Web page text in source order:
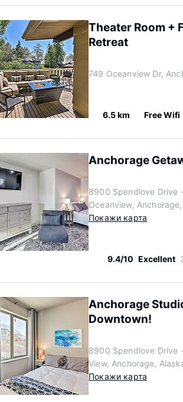
Theater Room +
Retreat
749 Oceanview Dr,
6.5 km Free Wifi
Anchorage
8900 Spendlove Drive
Oceanview,
Покажи карта
9.4/10 Excellent
Anchorage
Downtown!
8900 Spendlove Drive
View, Anchorage,
Покажи карта